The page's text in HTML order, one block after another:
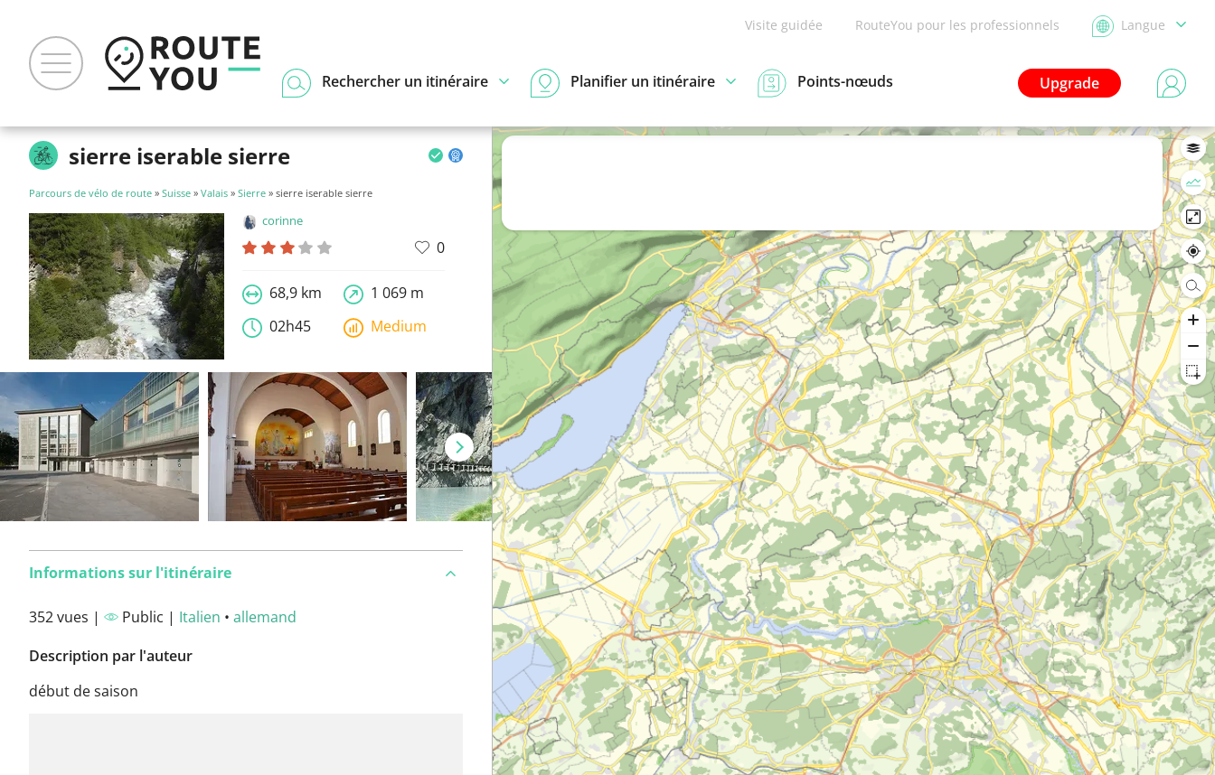
Visite guidée RouteYou pour les professionnels Langue
Upgrade
Rechercher un itinéraire Planifier un itinéraire Points-nœuds
sierre iserable sierre
Parcours de vélo de route » Suisse » Valais » Sierre » sierre iserable sierre
corinne
0
68,9 km
1 069 m
02h45
Medium
Informations sur l'itinéraire
352 vues | Public | Italien • allemand
Description par l'auteur
début de saison